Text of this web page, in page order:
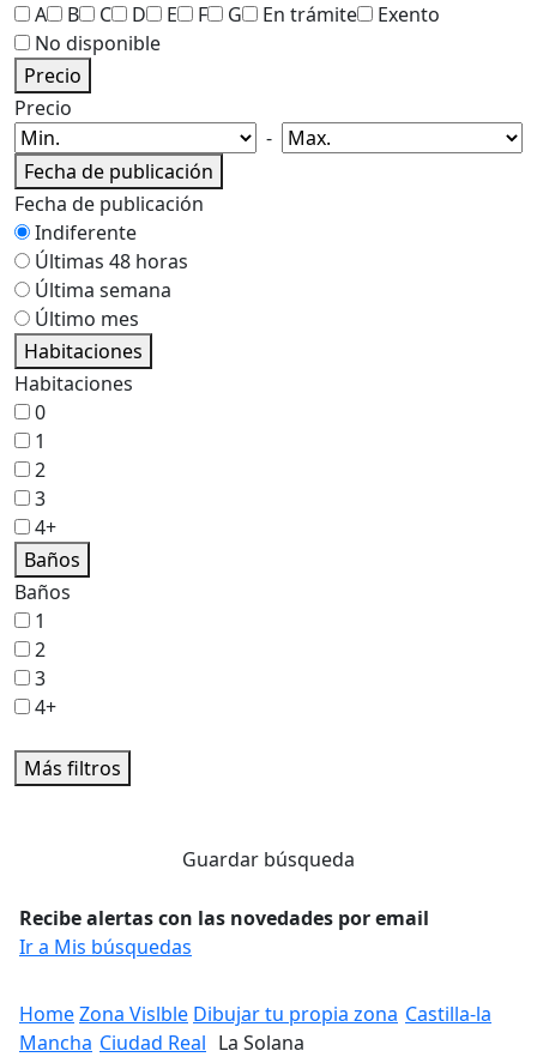
A
B C D E F G En trámite
Exento
No disponible
Precio
Precio
-
Fecha de publicación
Fecha de publicación
Indiferente
Últimas 48 horas
Última semana
Último mes
Habitaciones
Habitaciones
0
1
2
3
4+
Baños
Baños
1
2
3
4+
Más filtros
Guardar búsqueda
Recibe alertas con las novedades por email
Ir a Mis búsquedas
HomeZona Vislble Dibujar tu propia zona Castilla-la
Mancha Ciudad Real La Solana